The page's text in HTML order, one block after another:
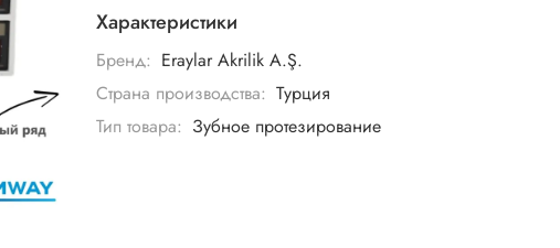
Характеристики
Бренд: Eraylar Akrilik A.Ş.
Страна производства: Турция
Тип товара: Зубное протезирование